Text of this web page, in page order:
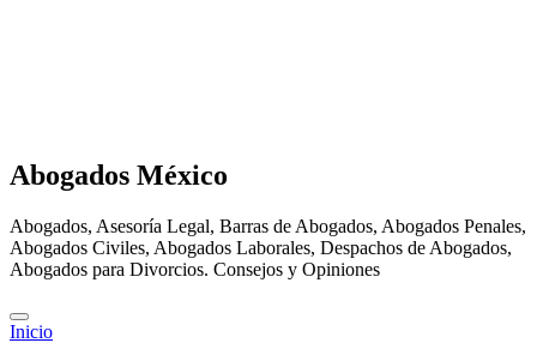
Abogados México
Abogados, Asesoría Legal, Barras de Abogados, Abogados Penales,
Abogados Civiles, Abogados Laborales, Despachos de Abogados,
Abogados para Divorcios. Consejos y Opiniones
Inicio